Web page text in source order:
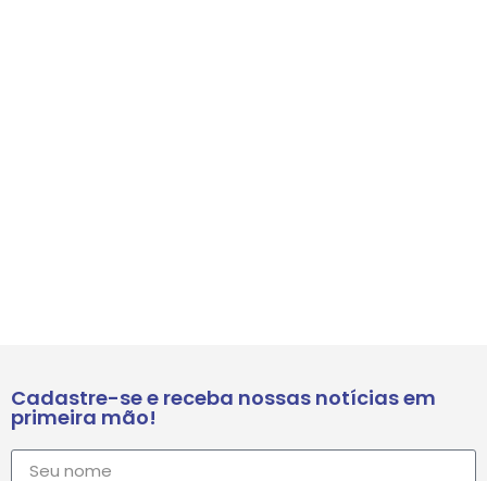
Cadastre-se e receba nossas notícias em
primeira mão!